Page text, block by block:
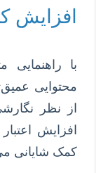
افزایش
با راهنمایی
محتوایی
از نظر
افزایش
کمک شایانی